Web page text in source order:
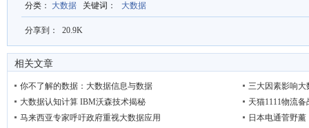
分类 ： 大数据 关键词 ： 大数据
分享到： 20.9K
相关文章
你不了解的数据：大数据信息与数据
大数据认知计算 IBM沃森技术揭秘
马来西亚专家呼吁政府重视大数据应用
三大因素影响大
天猫1111物流
日本电通菅野